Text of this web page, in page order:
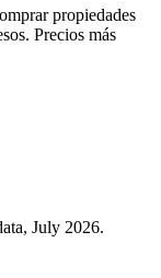
propiedades
Precios más
July 2026.